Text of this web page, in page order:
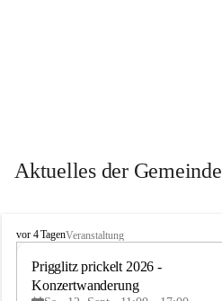
Aktuelles der Gemeinde
P
vor 4 TagenVeranstaltung
Prigglitz prickelt 2026 -
Konzertwanderung